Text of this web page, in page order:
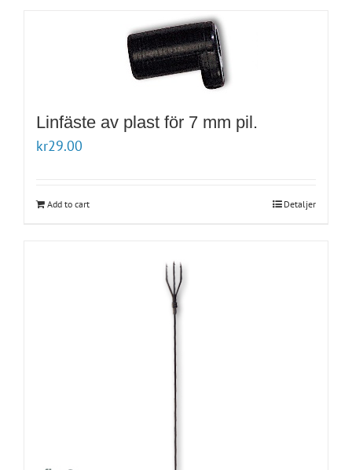
Linfäste av plast för 7 mm pil.
kr29.00
Add to cart Detaljer